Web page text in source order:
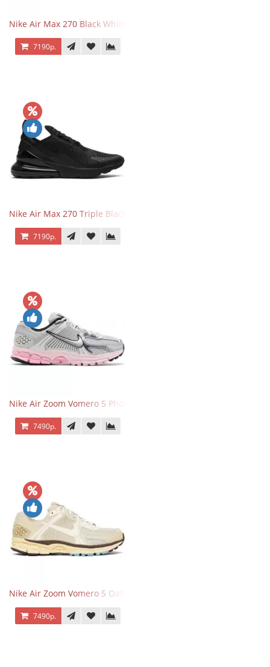
Nike Air Max 270 Black White
7190р.
Nike Air Max 270 Triple Black
7190р.
Nike Air Zoom Vomero 5 Photon Dust Pink Foam
7490р.
Nike Air Zoom Vomero 5 Oatmeal
7490р.